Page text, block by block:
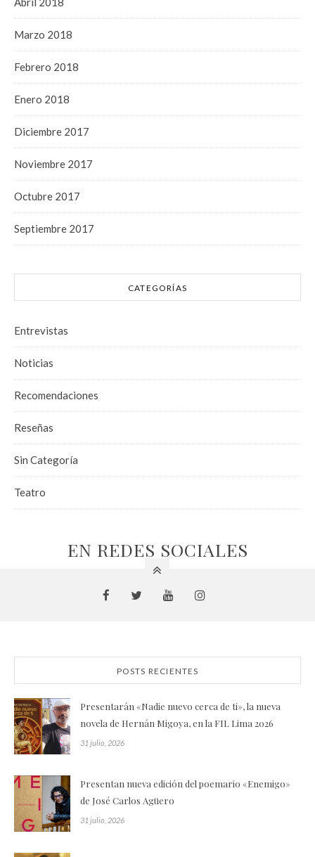
Marzo 2018
Febrero 2018
Enero 2018
Diciembre 2017
Noviembre 2017
Octubre 2017
Septiembre 2017
CATEGORÍAS
Entrevistas
Noticias
Recomendaciones
Reseñas
Sin Categoría
Teatro
EN REDES SOCIALES
POSTS RECIENTES
Presentarán «Nadie nuevo cerca de ti», la nueva
novela de Hernán Migoya, en la FIL Lima 2026
31 julio, 2026
Presentan nueva edición del poemario «Enemigo»
de José Carlos Agüero
31 julio, 2026